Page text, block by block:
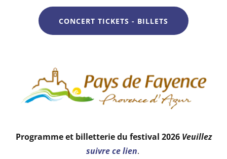
CONCERT TICKETS - BILLETS
Programme et billetterie du festival 2026 Veuillez
suivre ce lien.